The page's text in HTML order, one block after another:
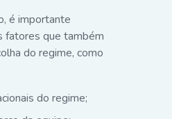
é importante
fatores que também
do regime, como
do regime;